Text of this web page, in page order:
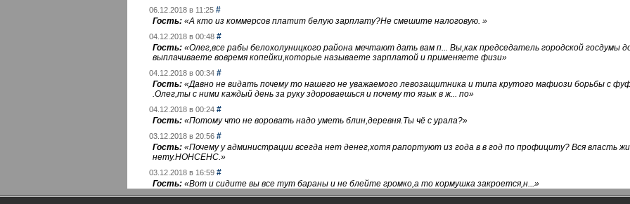
06.12.2018 в 11:25 #
Гость: «А кто из коммерсов платит белую зарплату?Не смешите налоговую. »
04.12.2018 в 00:48 #
Гость: «Олег,все рабы белохолуницкого района мечтают дать вам п... Вы,как председатель городской госдумы
выплачиваете вовремя копейки,которые называете зарплатой и применяете физи»
04.12.2018 в 00:34 #
Гость: «Давно не видать почему то нашего не уважаемого левозащитника и типа крутого мафиози борьбы с
.Олег,ты с ними каждый день за руку здороваешься и почему то язык в ж... по»
04.12.2018 в 00:24 #
Гость: «Потому что не воровать надо уметь блин,деревня.Ты чё с урала?»
03.12.2018 в 20:56 #
Гость: «Почему у администрации всегда нет денег,хотя рапортуют из года в в год по профициту? Вся власть
нету.НОНСЕНС.»
03.12.2018 в 16:59 #
Гость: «Вот и сидите вы все тут бараны и не блейте громко,а то кормушка закроется,н...»